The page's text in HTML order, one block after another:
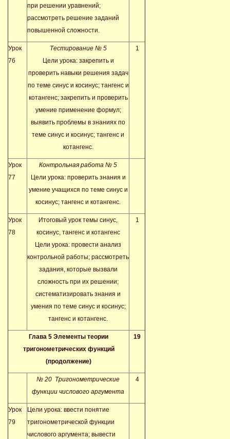
при решении уравнений;
рассмотреть решение заданий
повышенной сложности.
Урок
76
Тестирование № 5
Цели урока: закрепить и
проверить навыки решения задач
по теме синус и косинус; тангенс и
котангенс; закрепить и проверить
умение применение формул;
выявить проблемы в знаниях по
теме синус и косинус; тангенс и
котангенс.
1
Урок
77
Контрольная работа № 5
Цели урока: проверить знания и
умение учащихся по теме синус и
косинус; тангенс и котангенс.
Урок
78
Итоговый урок темы синус,
косинус, тангенс и котангенс
Цели урока: провести анализ
контрольной работы; рассмотреть
задания, которые вызвали
сложность при их решении;
систематизировать знания и
умения по теме синус и косинус;
тангенс и котангенс.
1
Глава 5 Элементы теории
тригонометрических функций
(продолжение)
19
№ 20 Тригонометрические
функции числового аргумента
4
Урок
79
Цели урока: ввести понятие
тригонометрической функции
числового аргумента; вывести